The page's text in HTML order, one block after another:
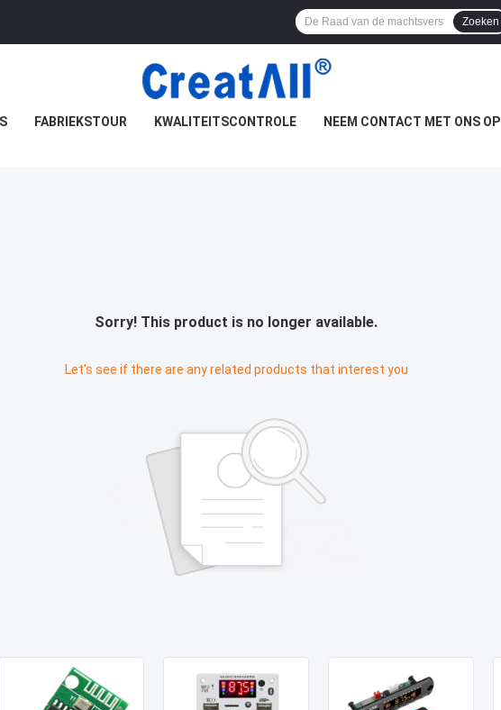
Zoeken
FABRIEKSTOUR KWALITEITSCONTROLE NEEM CONTACT MET ONS OP
Sorry! This product is no longer available.
Let's see if there are any related products that interest you